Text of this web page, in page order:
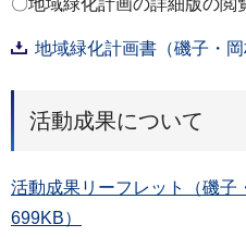
地域緑化計画書（磯子・
活動成果について
活動成果リーフレット（磯子
699KB）